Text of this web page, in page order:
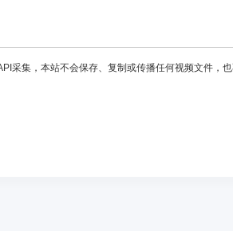
采集，本站不会保存、复制或传播任何视频文件，